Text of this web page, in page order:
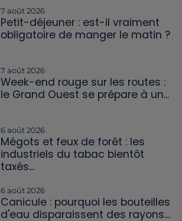
7 août 2026
Petit-déjeuner : est-il vraiment
obligatoire de manger le matin ?
7 août 2026
Week-end rouge sur les routes :
le Grand Ouest se prépare à un...
6 août 2026
Mégots et feux de forêt : les
industriels du tabac bientôt
taxés...
6 août 2026
Canicule : pourquoi les bouteilles
d'eau disparaissent des rayons...